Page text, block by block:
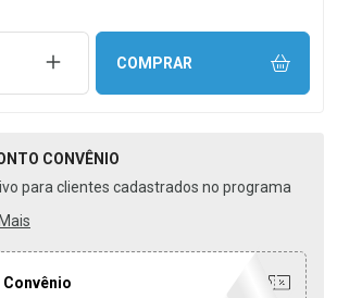
UNIDADEAUMENTAR UMA UNIDADE
COMPRAR
CONVÊNIO
para clientes cadastrados no programa